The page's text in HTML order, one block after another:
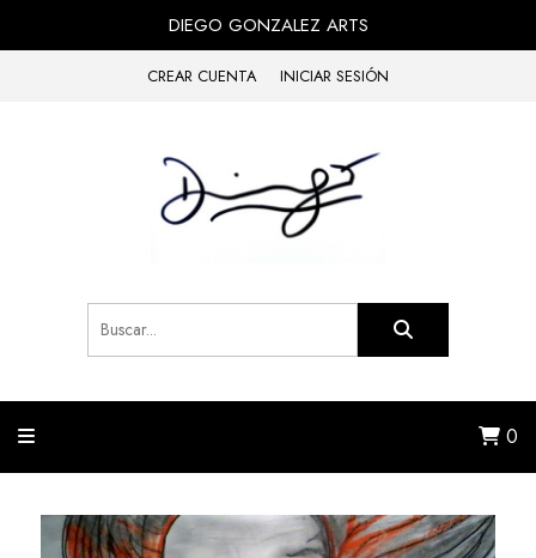
DIEGO GONZALEZ ARTS
CREAR CUENTA INICIAR SESIÓN
0